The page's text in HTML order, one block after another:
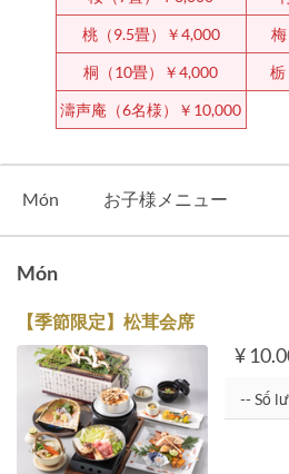
桃（9.5畳）￥4,000
桐（10畳）￥4,000
栃
濤声庵（6名様）￥10,000
Món お子様メニュー
Món
【季節限定】松茸会席
¥